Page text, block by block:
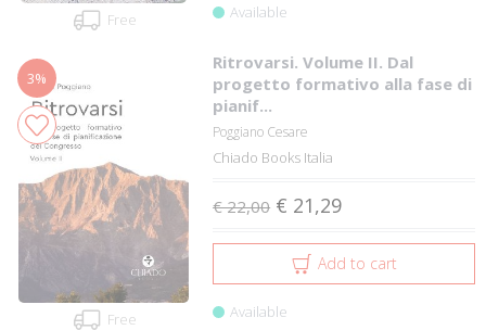
Free Available
3%
Free
Ritrovarsi. Volume II. Dal
progetto formativo alla fase di
pianif...
Poggiano Cesare
Chiado Books Italia
€ 22,00 € 21,29
Add to cart
Available